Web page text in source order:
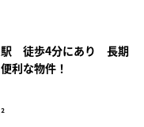
駅 徒歩4分にあり 長期
利な物件！